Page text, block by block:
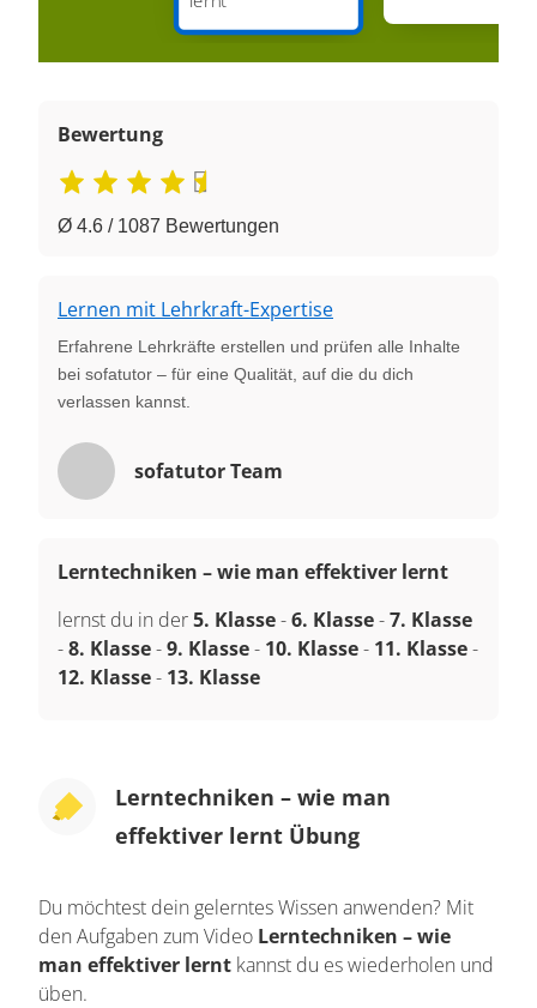
Bewertung
Ø 4.6 / 1087 Bewertungen
Lernen mit Lehrkraft-Expertise
Erfahrene Lehrkräfte erstellen und prüfen alle Inhalte
bei sofatutor – für eine Qualität, auf die du dich
verlassen kannst.
sofatutor Team
Lerntechniken – wie man effektiver lernt
lernst du in der5. Klasse-6. Klasse-7. Klasse
-8. Klasse-9. Klasse- 10. Klasse- 11. Klasse-
12. Klasse- 13. Klasse
Lerntechniken – wie man
effektiver lernt Übung
Du möchtest dein gelerntes Wissen anwenden? Mit
den Aufgaben zum Video Lerntechniken – wie
man effektiver lernt kannst du es wiederholen und
üben.